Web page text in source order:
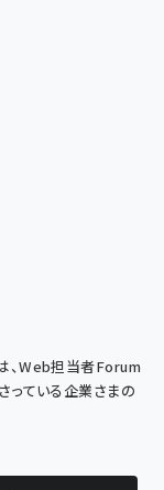
、Web担当者Forum
っている企業さまの